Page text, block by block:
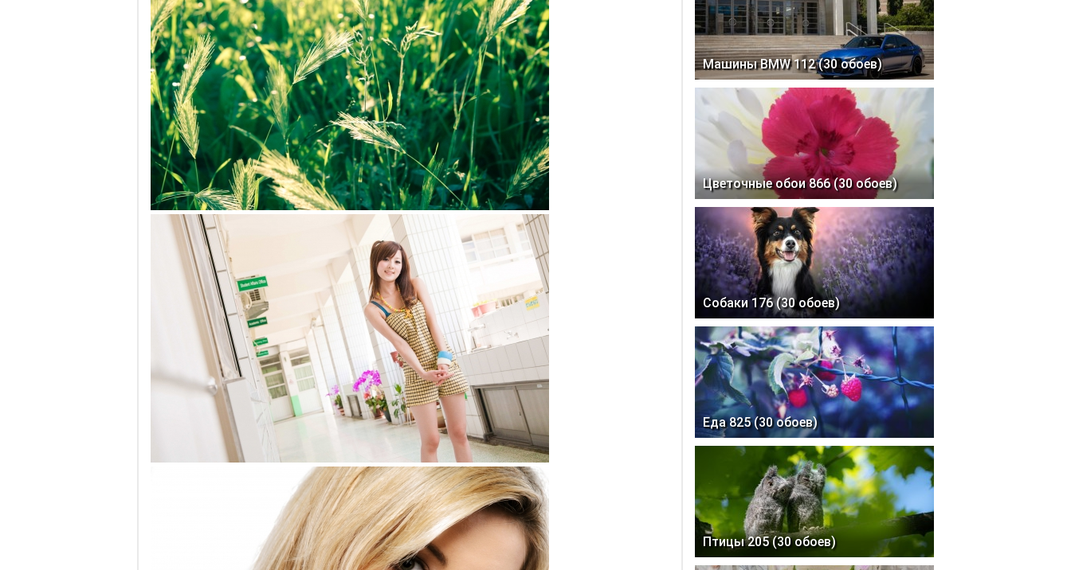
Машины BMW 112 (30 обоев)
Цветочные обои 866 (30 обоев)
Собаки 176 (30 обоев)
Еда 825 (30 обоев)
Птицы 205 (30 обоев)